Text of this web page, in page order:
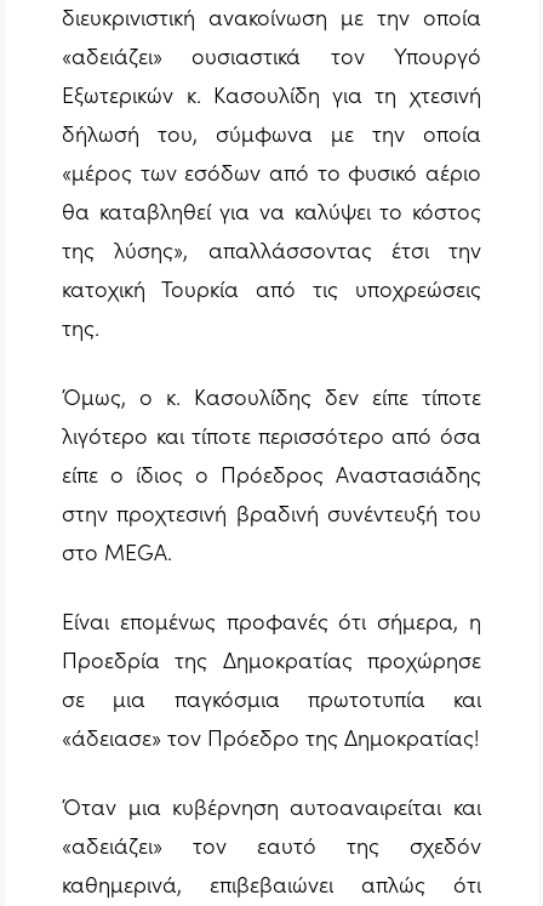
διευκρινιστική ανακοίνωση με την οποία
«αδειάζει» ουσιαστικά τον Υπουργό
Εξωτερικών κ. Κασουλίδη για τη χτεσινή
δήλωσή του, σύμφωνα με την οποία
«μέρος των εσόδων από το φυσικό αέριο
θα καταβληθεί για να καλύψει το κόστος
της λύσης», απαλλάσσοντας έτσι την
κατοχική Τουρκία από τις υποχρεώσεις
της.
Όμως, ο κ. Κασουλίδης δεν είπε τίποτε
λιγότερο και τίποτε περισσότερο από όσα
είπε ο ίδιος ο Πρόεδρος Αναστασιάδης
στην προχτεσινή βραδινή συνέντευξή του
στο MEGA.
Είναι επομένως προφανές ότι σήμερα, η
Προεδρία της Δημοκρατίας προχώρησε
σε μια παγκόσμια πρωτοτυπία και
«άδειασε» τον Πρόεδρο της Δημοκρατίας!
Όταν μια κυβέρνηση αυτοαναιρείται και
«αδειάζει» τον εαυτό της σχεδόν
καθημερινά, επιβεβαιώνει απλώς ότι